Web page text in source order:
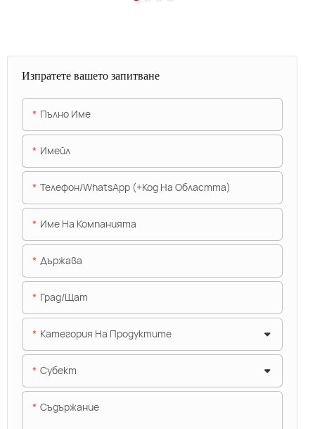
Изпратете вашето запитване
Пълно Име
Имейл
Телефон/WhatsApp (+Код На Областта)
Име На Компанията
Държава
Град/щат
Категория На Продуктите
Субект
Съдържание